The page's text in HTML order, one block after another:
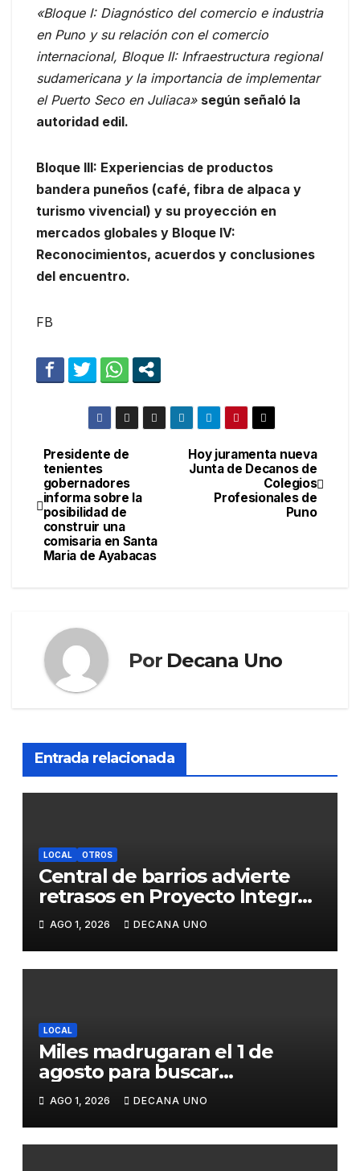
«Bloque I: Diagnóstico del comercio e industria
en Puno y su relación con el comercio
internacional, Bloque II: Infraestructura regional
sudamericana y la importancia de implementar
el Puerto Seco en Juliaca» según señaló la
autoridad edil.
Bloque III: Experiencias de productos
bandera puneños (café, fibra de alpaca y
turismo vivencial) y su proyección en
mercados globales y Bloque IV:
Reconocimientos, acuerdos y conclusiones
del encuentro.
FB
Navegación
de
entradas
Hoy juramenta nueva
Junta de Decanos de
Colegios
Profesionales de
Puno
Presidente de
tenientes
gobernadores
informa sobre la
posibilidad de
construir una
comisaria en Santa
Maria de Ayabacas
Por Decana Uno
Entrada relacionada
LOCAL OTROS
Central de barrios advierte
retrasos en Proyecto Integral
de Agua y Alcantarillado para
Juliaca
AGO 1, 2026 DECANA UNO
LOCAL
Miles madrugaran el 1 de
agosto para buscar
piedrecillas en los ríos y
realizar la challa por la
riqueza y la prosperidad
AGO 1, 2026 DECANA UNO